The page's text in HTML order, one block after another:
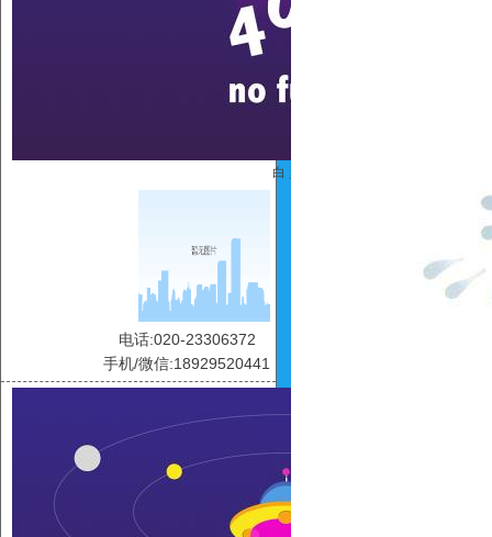
白 灵
电话:020-23306372
手机/微信:18929520441